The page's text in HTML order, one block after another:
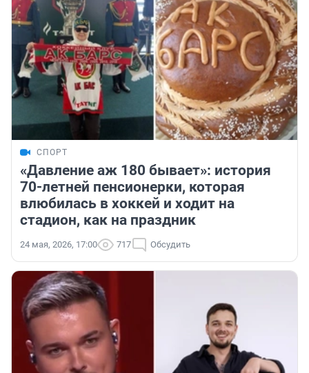
СПОРТ
«Давление аж 180 бывает»: история
70-летней пенсионерки, которая
влюбилась в хоккей и ходит на
стадион, как на праздник
24 мая, 2026, 17:00 717 Обсудить